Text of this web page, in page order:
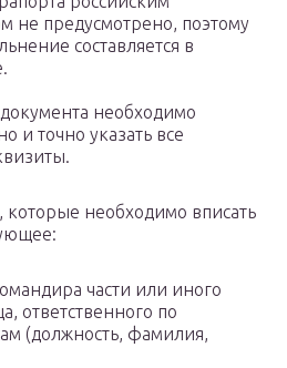
не предусмотрено, поэтому
составляется в
необходимо
и точно указать все
необходимо вписать
части или иного
ответственного по
(должность, фамилия,